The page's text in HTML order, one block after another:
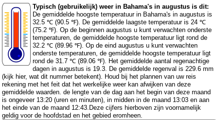
Typisch (gebruikelijk) weer in Bahama's in augustus is dit:
De gemiddelde hoogste temperatuur in Bahama's in augustus is
32.5 ℃ (90.5 ℉). De gemiddelde laagste temperatuur is 24 ℃
(75.2 ℉). Op de beginnen augustus u kunt verwachten onderste
temperaturen, de gemiddelde hoogste temperatuur ligt rond de
32.2 ℃ (89.96 ℉). Op de eind augustus u kunt verwachten
onderste temperaturen, de gemiddelde hoogste temperatuur ligt
rond de 31.7 ℃ (89.06 ℉). Het gemiddelde aantal regenachtige
dagen in augustus is 19.3. De gemiddelde regenval is 229.6 mm
(kijk hier, wat dit nummer betekent). Houd bij het plannen van uw reis
rekening met het feit dat het werkelijke weer kan afwijken van deze
gemiddelde waarden. de lengte van de dag aan het begin van deze maand
is ongeveer 13:20 (uren en minuten), in midden in de maand 13:03 en aan
het einde van de maand 12:43.Deze cijfers hierboven zijn voornamelijk
geldig voor de hoofdstad en het gebied eromheen.